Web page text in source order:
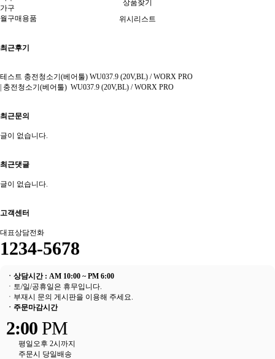
가구
월구매용품
상품찾기
위시리스트
최근후기
테스트 충전청소기(베어툴) WU037.9 (20V,BL) / WORX PRO
충전청소기(베어툴) WU037.9 (20V,BL) / WORX PRO
최근문의
글이 없습니다.
최근댓글
글이 없습니다.
고객센터
대표상담전화
1234-5678
ㆍ상담시간 : AM 10:00 ~ PM 6:00
ㆍ토/일/공휴일은 휴무입니다.
ㆍ부재시 문의 게시판을 이용해 주세요.
ㆍ주문마감시간
2:00 PM
평일오후 2시까지
주문시 당일배송